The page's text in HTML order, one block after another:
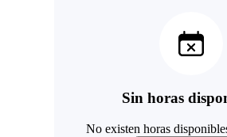
Sin horas
No existen horas